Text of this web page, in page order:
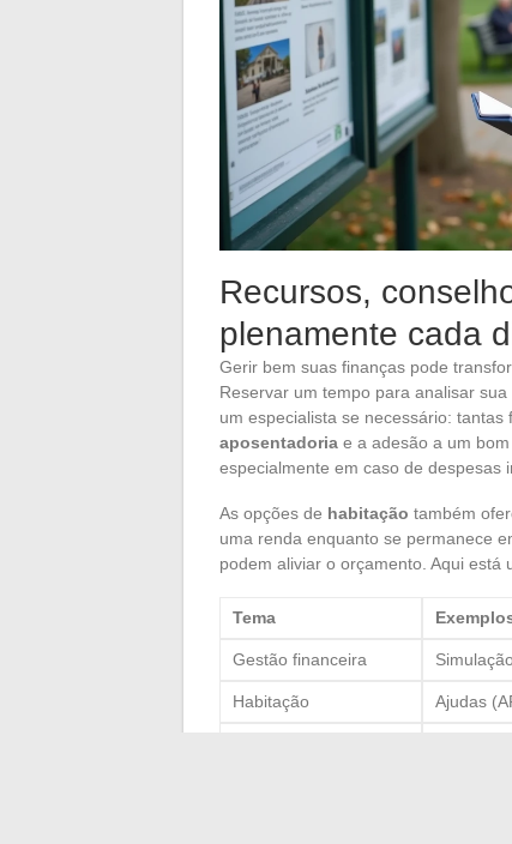
Recursos,
plenamente cada
Gerir bem suas finanças pode
Reservar um tempo para analisar
um especialista se necessário:
aposentadoria e a adesão a um bom
especialmente em caso de despesas
As opções de habitação também
uma renda enquanto se permanece
podem aliviar o orçamento. Aqui está
Tema
Gestão financeira
Habitação Ajudas